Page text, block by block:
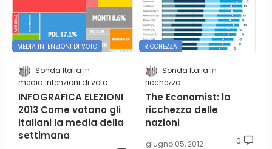
MEDIA INTENZIONI DI VOTO
Sonda Italia
media intenzioni di voto
INFOGRAFICA ELEZIONI
2013 Come votano gli
italiani la media della
settimana
RICCHEZZA
Sonda Italia
ricchezza
The Economist: la
ricchezza delle
nazioni
giugno 05, 2012 0